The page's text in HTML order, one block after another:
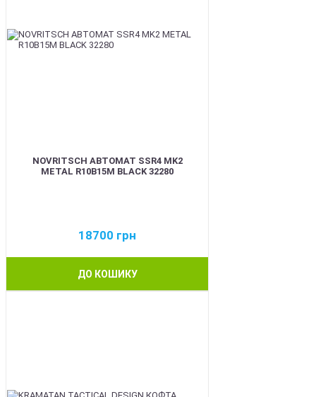
NOVRITSCH АВТОМАТ SSR4 MK2
METAL R10B15M BLACK 32280
18700 грн
ДО КОШИКУ